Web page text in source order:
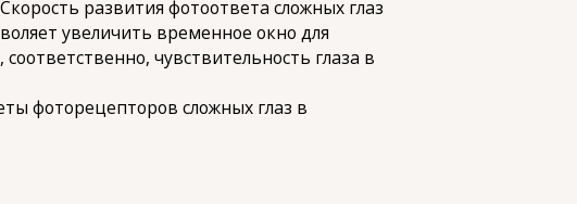
развития фотоответа сложных глаз
увеличить временное окно для
чувствительность глаза в
фоторецепторов сложных глаз в